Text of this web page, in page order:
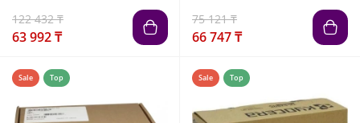
122 432 ₸
63 992 ₸
75 121 ₸
66 747 ₸
Sale Top Sale Top